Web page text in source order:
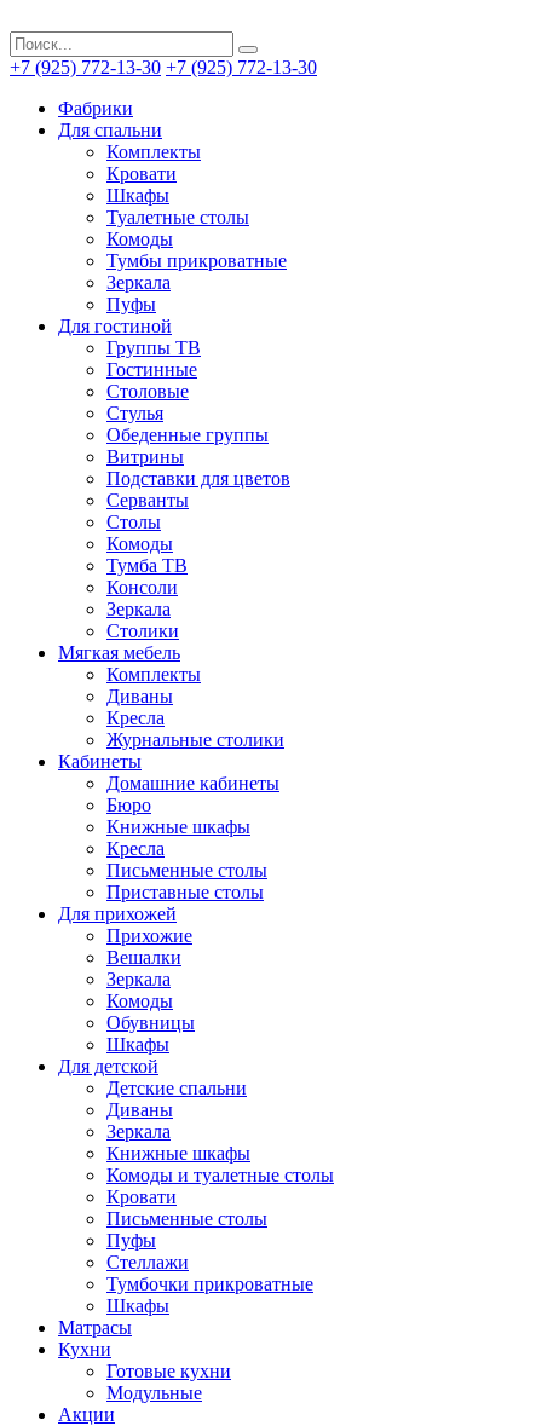
+7 (925) 772-13-30 +7 (925) 772-13-30
Фабрики
Для спальни
Комплекты
Кровати
Шкафы
Туалетные столы
Комоды
Тумбы прикроватные
Зеркала
Пуфы
Для гостиной
Группы ТВ
Гостинные
Столовые
Стулья
Обеденные группы
Витрины
Подставки для цветов
Серванты
Столы
Комоды
Тумба ТВ
Консоли
Зеркала
Столики
Мягкая мебель
Комплекты
Диваны
Кресла
Журнальные столики
Кабинеты
Домашние кабинеты
Бюро
Книжные шкафы
Кресла
Письменные столы
Приставные столы
Для прихожей
Прихожие
Вешалки
Зеркала
Комоды
Обувницы
Шкафы
Для детской
Детские спальни
Диваны
Зеркала
Книжные шкафы
Комоды и туалетные столы
Кровати
Письменные столы
Пуфы
Стеллажи
Тумбочки прикроватные
Шкафы
Матрасы
Кухни
Готовые кухни
Модульные
Акции